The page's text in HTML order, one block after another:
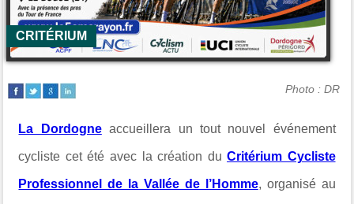
CRITÉRIUM
Photo : DR
La Dordogneaccueillera un tout nouvel événement
cycliste cet été avec la création duCritérium Cycliste
Professionnel de la Vallée de l’Homme, organisé au